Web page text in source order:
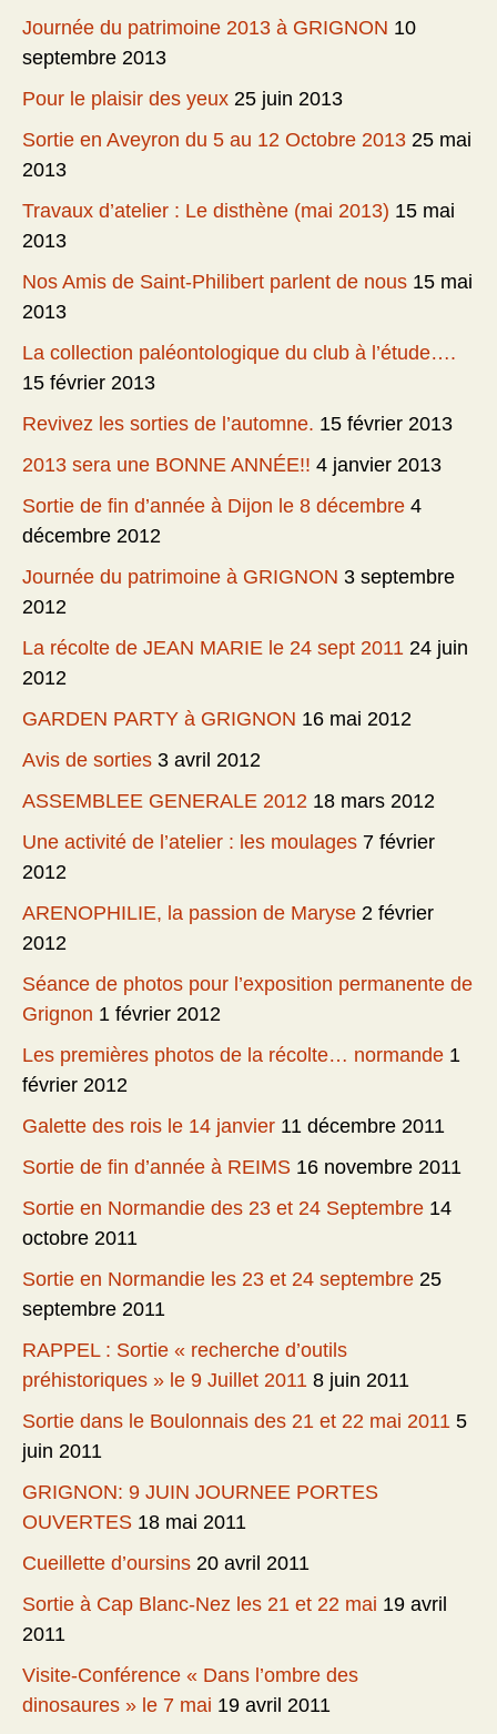
Journée du patrimoine 2013 à GRIGNON 10
septembre 2013
Pour le plaisir des yeux 25 juin 2013
Sortie en Aveyron du 5 au 12 Octobre 2013 25 mai
2013
Travaux d’atelier : Le disthène (mai 2013) 15 mai
2013
Nos Amis de Saint-Philibert parlent de nous 15 mai
2013
La collection paléontologique du club à l’étude….
15 février 2013
Revivez les sorties de l’automne. 15 février 2013
2013 sera une BONNE ANNÉE!! 4 janvier 2013
Sortie de fin d’année à Dijon le 8 décembre 4
décembre 2012
Journée du patrimoine à GRIGNON 3 septembre
2012
La récolte de JEAN MARIE le 24 sept 2011 24 juin
2012
GARDEN PARTY à GRIGNON 16 mai 2012
Avis de sorties 3 avril 2012
ASSEMBLEE GENERALE 2012 18 mars 2012
Une activité de l’atelier : les moulages 7 février
2012
ARENOPHILIE, la passion de Maryse 2 février
2012
Séance de photos pour l’exposition permanente de
Grignon 1 février 2012
Les premières photos de la récolte… normande 1
février 2012
Galette des rois le 14 janvier 11 décembre 2011
Sortie de fin d’année à REIMS 16 novembre 2011
Sortie en Normandie des 23 et 24 Septembre 14
octobre 2011
Sortie en Normandie les 23 et 24 septembre 25
septembre 2011
RAPPEL : Sortie « recherche d’outils
préhistoriques » le 9 Juillet 2011 8 juin 2011
Sortie dans le Boulonnais des 21 et 22 mai 2011 5
juin 2011
GRIGNON: 9 JUIN JOURNEE PORTES
OUVERTES 18 mai 2011
Cueillette d’oursins 20 avril 2011
Sortie à Cap Blanc-Nez les 21 et 22 mai 19 avril
2011
Visite-Conférence « Dans l’ombre des
dinosaures » le 7 mai 19 avril 2011